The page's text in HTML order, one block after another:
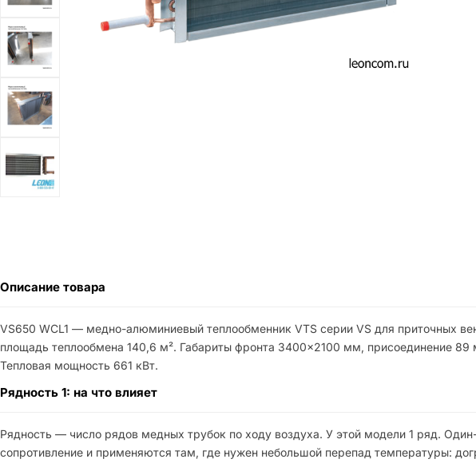
Описание товара
VS650 WCL1 — медно-алюминиевый теплообменник VTS серии VS для приточных
площадь теплообмена 140,6 м². Габариты фронта 3400×2100 мм, присоединение
Тепловая мощность 661 кВт.
Рядность 1: на что влияет
Рядность — число рядов медных трубок по ходу воздуха. У этой модели 1 ряд.
сопротивление и применяются там, где нужен небольшой перепад температуры: